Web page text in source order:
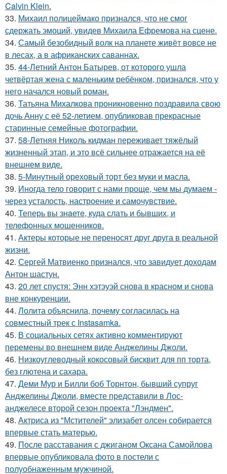
Calvin Klein.
33. Михаил полицеймако признался, что не смог
сдержать эмоций, увидев Михаила Ефремова на сцене.
34. Самый безобидный волк на планете живёт вовсе не
в лесах, а в африканских саваннах.
35. 44-Летний Антон Батырев, от которого ушла
четвёртая жена с маленьким ребёнком, признался, что у
него начался новый роман.
36. Татьяна Михалкова проникновенно поздравила свою
дочь Анну с её 52-летием, опубликовав прекрасные
старинные семейные фотографии.
37. 58-Летняя Николь кидман переживает тяжёлый
жизненный этап, и это всё сильнее отражается на её
внешнем виде.
38. 5-Минутный ореховый торт без муки и масла.
39. Иногда тело говорит с нами проще, чем мы думаем -
через усталость, настроение и самочувствие.
40. Теперь вы знaетe, куда слать и бывших, и
телeфонныx мошенников.
41. Актеры которые не переносят друг друга в реальной
жизни.
42. Сергей Матвиенко признался, что завидует доходам
Антон шастун.
43. 20 лет спустя: Энн хэтэуэй снова в красном и снова
вне конкуренции.
44. Лолита объяснила, почему согласилась на
совместный трек с Instasamka.
45. В социальных сетях активно комментируют
перемены во внешнем виде Анджелины Джоли.
46. Низкоуглеводный кокосовый бисквит для пп торта,
без глютена и сахара.
47. Деми Мур и Билли боб Торнтон, бывший супруг
Анджелины Джоли, вместе представили в Лос-
анджелесе второй сезон проекта "Лэндмен".
48. Актриса из "Мстителей" элизабет олсен собирается
впервые стать матерью.
49. После расставания с джиганом Оксана Самойлова
впервые опубликовала фото в постели с
полуобнаженным мужчиной.